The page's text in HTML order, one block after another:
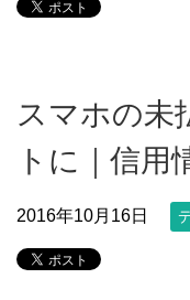
スマホの未
トに｜信用
2016年10月16日